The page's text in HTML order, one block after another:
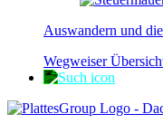
Auswandern und
Wegweiser